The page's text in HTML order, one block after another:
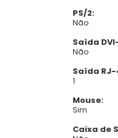
PS/2:
Não
Saída
Não
Saída
1
Mouse:
Sim
Caixa de